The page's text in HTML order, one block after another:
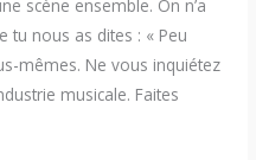
scène ensemble. On n’a
tu nous as dites : « Peu
mêmes. Ne vous inquiétez
musicale. Faites